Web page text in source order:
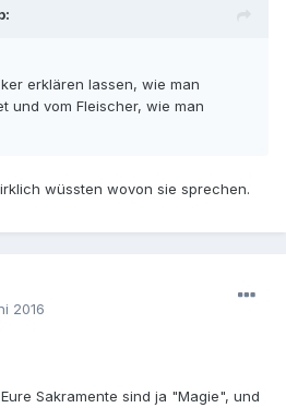
erklären lassen, wie man
und vom Fleischer, wie man
wüssten wovon sie sprechen.
2016
Sakramente sind ja "Magie", und